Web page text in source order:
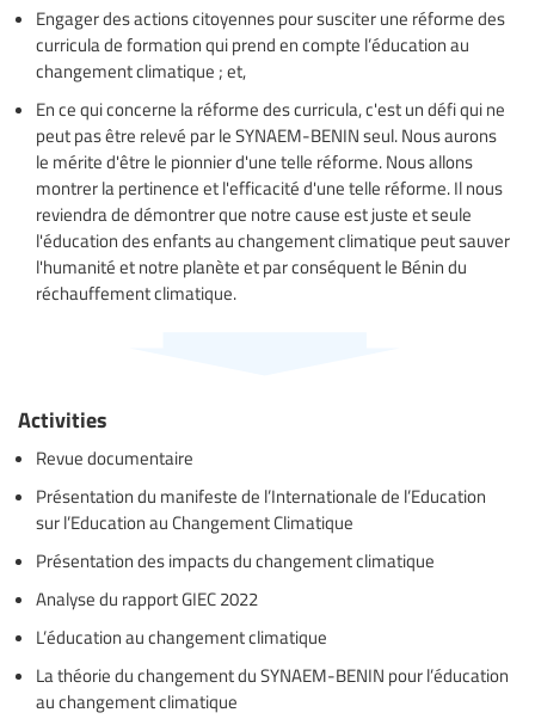
Engager des actions citoyennes pour susciter une réforme des
curricula de formation qui prend en compte l’éducation au
changement climatique ; et,
En ce qui concerne la réforme des curricula, c'est un défi qui ne
peut pas être relevé par le SYNAEM-BENIN seul. Nous aurons
le mérite d'être le pionnier d'une telle réforme. Nous allons
montrer la pertinence et l'efficacité d'une telle réforme. Il nous
reviendra de démontrer que notre cause est juste et seule
l'éducation des enfants au changement climatique peut sauver
l'humanité et notre planète et par conséquent le Bénin du
réchauffement climatique.
Activities
Revue documentaire
Présentation du manifeste de l’Internationale de l’Education
sur l’Education au Changement Climatique
Présentation des impacts du changement climatique
Analyse du rapport GIEC 2022
L’éducation au changement climatique
La théorie du changement du SYNAEM-BENIN pour l’éducation
au changement climatique